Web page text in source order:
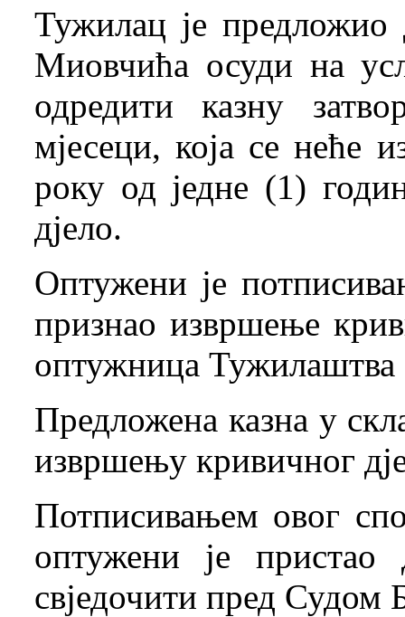
Тужилац је
Миовчића осуди на
одредити казну
мјесеци, која се неће
року од једне (1)
дјело.
Оптужени је
признао извршење
оптужница
Предложена казна у
извршењу кривичног
Потписивањем овог
оптужени је
свједочити пред Судом